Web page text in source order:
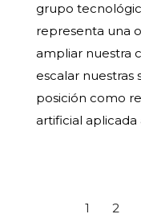
grupo
representa una
ampliar nuestra
escalar nuestras
posición como
artificial aplicada
1 2